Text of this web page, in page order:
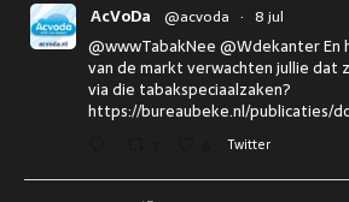
AcVoDa @acvoda · 8 jul
@wwwTabakNee @Wdekanter En
van de markt verwachten jullie dat
via die tabakspeciaalzaken?
https://bureaubeke.nl/publicaties/
Twitter